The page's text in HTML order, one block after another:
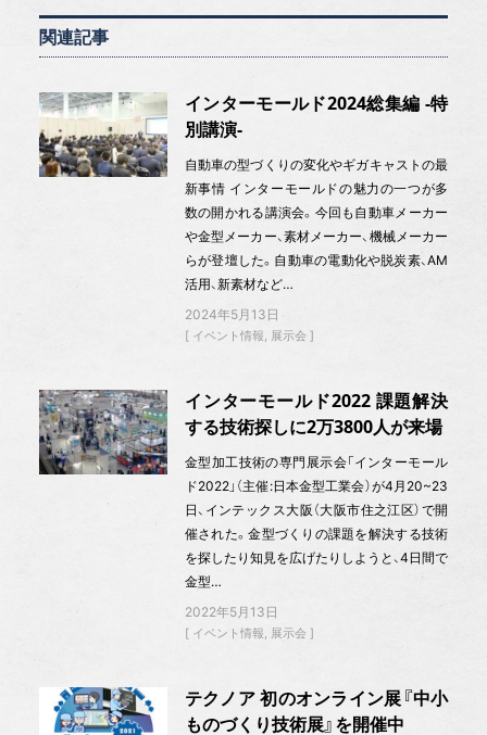
関連記事
インターモールド2024総集編 -特
別講演-
自動車の型づくりの変化やギガキャストの最
新事情 インターモールドの魅力の一つが多
数の開かれる講演会。今回も自動車メーカー
や金型メーカー、素材メーカー、機械メーカー
らが登壇した。自動車の電動化や脱炭素、AM
活用、新素材など…
2024年5月13日
イベント情報 展示会
インターモールド2022 課題解決
する技術探しに2万3800人が来場
金型加工技術の専門展示会「インターモール
ド2022」（主催:日本金型工業会）が4月20~23
日、インテックス大阪（大阪市住之江区）で開
催された。金型づくりの課題を解決する技術
を探したり知見を広げたりしようと、4日間で
金型…
2022年5月13日
イベント情報 展示会
テクノア 初のオンライン展『中小
ものづくり技術展』を開催中